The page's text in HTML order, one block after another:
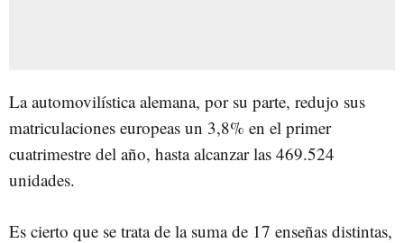
La automovilística alemana, por su parte, redujo sus
matriculaciones europeas un 3,8% en el primer
cuatrimestre del año, hasta alcanzar las 469.524
unidades.
Es cierto que se trata de la suma de 17 enseñas distintas,